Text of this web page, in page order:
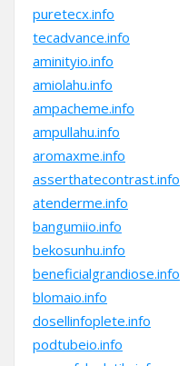
puretecx.info
tecadvance.info
aminityio.info
amiolahu.info
ampacheme.info
ampullahu.info
aromaxme.info
asserthatecontrast.info
atenderme.info
bangumiio.info
bekosunhu.info
beneficialgrandiose.info
blomaio.info
dosellinfoplete.info
podtubeio.info